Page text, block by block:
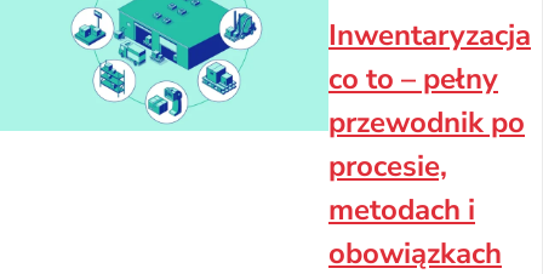
Inwentaryzacja
co to – pełny
przewodnik po
procesie,
metodach i
obowiązkach